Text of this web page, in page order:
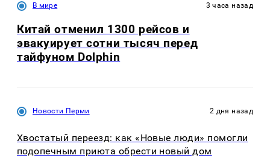
В мире 3 часа назад
Китай отменил 1300 рейсов и
эвакуирует сотни тысяч перед
тайфуном Dolphin
Новости Перми 2 дня назад
Хвостатый переезд: как «Новые люди» помогли
подопечным приюта обрести новый дом